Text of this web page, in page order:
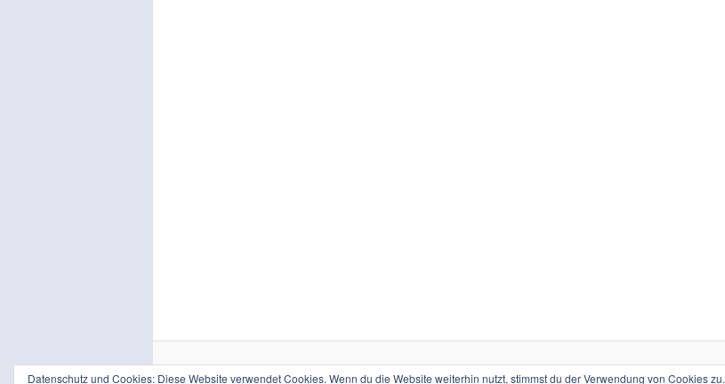
Stolz präsentiert von WordPress
Datenschutz und Cookies: Diese Website verwendet Cookies. Wenn du die Website weiterhin nutzt, stimmst du der Verwendung von Cookies zu.